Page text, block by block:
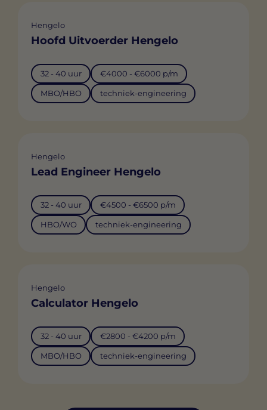
Hengelo
Hoofd Uitvoerder Hengelo
32 - 40 uur €4000 - €6000 p/m
MBO/HBO techniek-engineering
Hengelo
Lead Engineer Hengelo
32 - 40 uur €4500 - €6500 p/m
HBO/WO techniek-engineering
Hengelo
Calculator Hengelo
32 - 40 uur €2800 - €4200 p/m
MBO/HBO techniek-engineering